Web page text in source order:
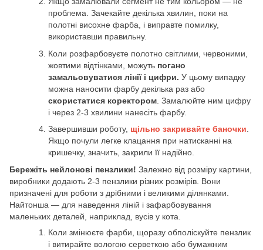
проблема. Зачекайте декілька хвилин, поки на
полотні висохне фарба, і виправте помилку,
використавши правильну.
Коли розфарбовуєте полотно світлими, червоними,
жовтими відтінками, можуть погано
замальовуватися лінії і цифри. У цьому випадку
можна наносити фарбу декілька раз або
скористатися коректором . Замалюйте ним цифру
і через 2-3 хвилини нанесіть фарбу.
Завершивши роботу, щільно закривайте баночки.
Якщо почули легке клацання при натисканні на
кришечку, значить, закрили її надійно.
Бережіть нейлонові пензлики! Залежно від розміру картини,
виробники додають 2-3 пензлики різних розмірів. Вони
призначені для роботи з дрібними і великими ділянками.
Найтонша — для наведення ліній і зафарбовування
маленьких деталей, наприклад, вусів у кота.
Коли змінюєте фарби, щоразу обполіскуйте пензлик
і витирайте вологою серветкою або бумажним